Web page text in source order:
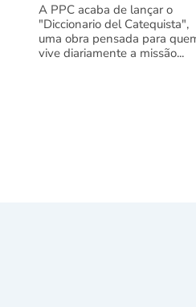
A PPC acaba de lançar o
"Diccionario del Catequista",
uma obra pensada para
vive diariamente a missão...